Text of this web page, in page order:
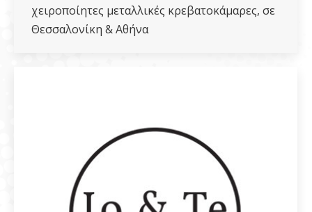
χειροποίητες μεταλλικές κρεβατοκάμαρες, σε
Θεσσαλονίκη & Αθήνα